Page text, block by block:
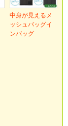
中身が見えるメ
ッシュバッグイ
ンバッグ